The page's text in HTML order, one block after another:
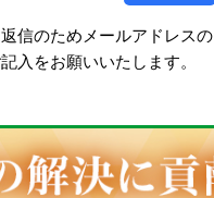
信のためメールアドレスの
入をお願いいたします。